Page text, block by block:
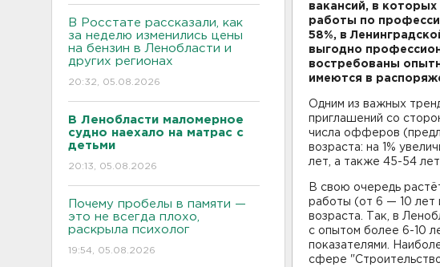
В Росстате рассказали, как
за неделю изменились цены
на бензин в Ленобласти и
других регионах
20:32, 05.08.2026
В Ленобласти маломерное
судно наехало на матрас с
детьми
20:13, 05.08.2026
Почему пробелы в памяти —
это не всегда плохо,
раскрыла психолог
19:54, 05.08.2026
вакансий, в
работы по
58%, в
выгодно
востребованы
имеются в
Одним из важных
приглашений со
числа офферов
возраста: на 1%
лет, а также 45-54 лет.
В свою очередь
работы (от 6 — 10 лет
возраста. Так, в
с опытом более 6-10
показателями.
сфере